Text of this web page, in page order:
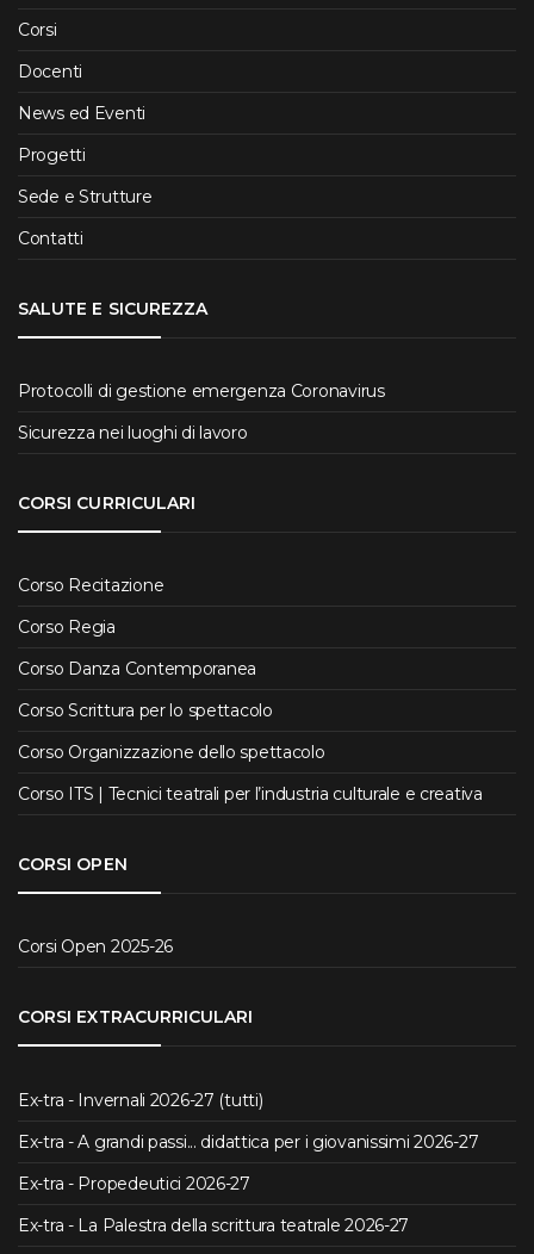
Corsi
Docenti
News ed Eventi
Progetti
Sede e Strutture
Contatti
SALUTE E SICUREZZA
Protocolli di gestione emergenza Coronavirus
Sicurezza nei luoghi di lavoro
CORSI CURRICULARI
Corso Recitazione
Corso Regia
Corso Danza Contemporanea
Corso Scrittura per lo spettacolo
Corso Organizzazione dello spettacolo
Corso ITS | Tecnici teatrali per l’industria culturale e creativa
CORSI OPEN
Corsi Open 2025-26
CORSI EXTRACURRICULARI
Ex-tra - Invernali 2026-27 (tutti)
Ex-tra - A grandi passi... didattica per i giovanissimi 2026-27
Ex-tra - Propedeutici 2026-27
Ex-tra - La Palestra della scrittura teatrale 2026-27